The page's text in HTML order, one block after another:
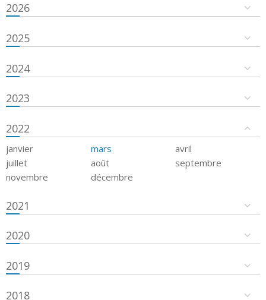
2026
2025
2024
2023
2022
janvier mars
avril
juillet
août
septembre
novembre
décembre
2021
2020
2019
2018